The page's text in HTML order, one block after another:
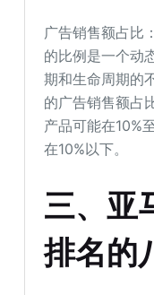
广告销售额占比
的比例是一个动
期和生命周期的
的广告销售额占
产品可能在10%
在10%以下。
三、亚
排名的